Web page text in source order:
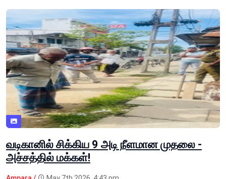
வடிகானில் சிக்கிய 9 அடி நீளமான முதலை -
அச்சத்தில் மக்கள்!